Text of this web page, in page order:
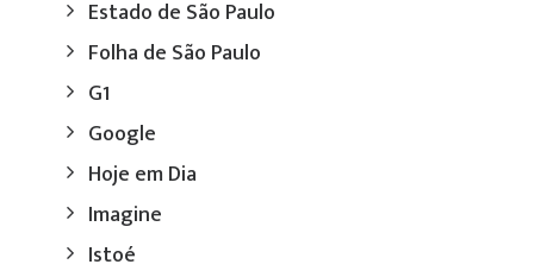
Estado de São Paulo
Folha de São Paulo
G1
Google
Hoje em Dia
Imagine
Istoé